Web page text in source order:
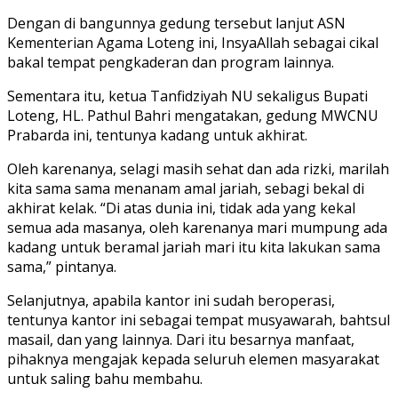
Dengan di bangunnya gedung tersebut lanjut ASN
Kementerian Agama Loteng ini, InsyaAllah sebagai cikal
bakal tempat pengkaderan dan program lainnya.
Sementara itu, ketua Tanfidziyah NU sekaligus Bupati
Loteng, HL. Pathul Bahri mengatakan, gedung MWCNU
Prabarda ini, tentunya kadang untuk akhirat.
Oleh karenanya, selagi masih sehat dan ada rizki, marilah
kita sama sama menanam amal jariah, sebagi bekal di
akhirat kelak. “Di atas dunia ini, tidak ada yang kekal
semua ada masanya, oleh karenanya mari mumpung ada
kadang untuk beramal jariah mari itu kita lakukan sama
sama,” pintanya.
Selanjutnya, apabila kantor ini sudah beroperasi,
tentunya kantor ini sebagai tempat musyawarah, bahtsul
masail, dan yang lainnya. Dari itu besarnya manfaat,
pihaknya mengajak kepada seluruh elemen masyarakat
untuk saling bahu membahu.